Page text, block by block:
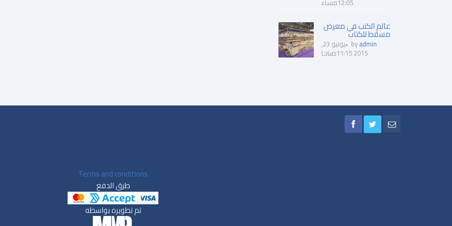
12:05مساء
عالم الكتب في معرض
مسقط للكتاب
byadmin يوليو 23,
2015 11:15صباحا
Terms and conditions
طرق الدفع
تم تطويره بواسطه